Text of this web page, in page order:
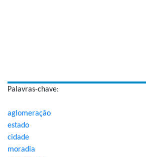
Palavras-chave:
aglomeração
estado
cidade
moradia